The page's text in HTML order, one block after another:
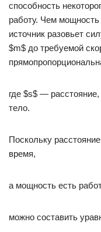
способность
работу. Чем
источник разовьет
$m$ до требуемой
где $s$ —
тело.
Поскольку
время,
а мощность есть
можно составить